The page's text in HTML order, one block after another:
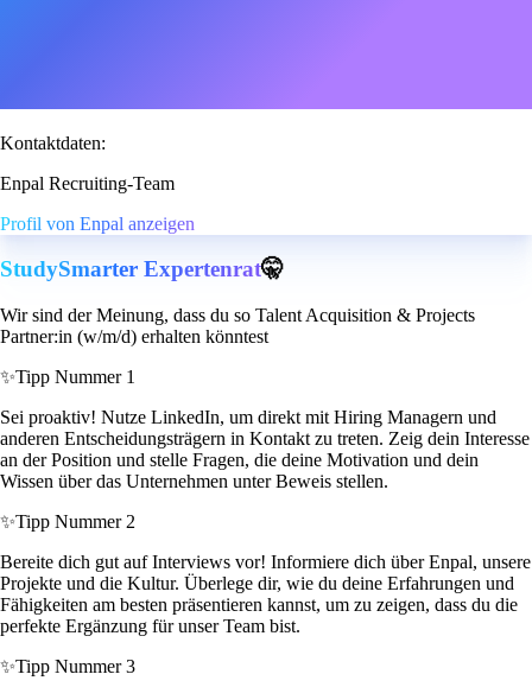
Kontaktdaten:
Enpal Recruiting-Team
Profil von Enpal anzeigen
StudySmarter Expertenrat🤫
Wir sind der Meinung, dass du so Talent Acquisition & Projects
Partner:in (w/m/d) erhalten könntest
✨Tipp Nummer 1
Sei proaktiv! Nutze LinkedIn, um direkt mit Hiring Managern und
anderen Entscheidungsträgern in Kontakt zu treten. Zeig dein Interesse
an der Position und stelle Fragen, die deine Motivation und dein
Wissen über das Unternehmen unter Beweis stellen.
✨Tipp Nummer 2
Bereite dich gut auf Interviews vor! Informiere dich über Enpal, unsere
Projekte und die Kultur. Überlege dir, wie du deine Erfahrungen und
Fähigkeiten am besten präsentieren kannst, um zu zeigen, dass du die
perfekte Ergänzung für unser Team bist.
✨Tipp Nummer 3